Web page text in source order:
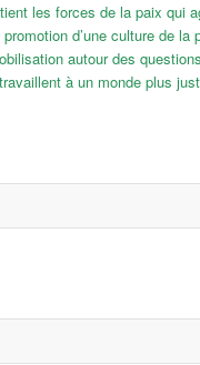
les forces de la paix qui
d’une culture de la
autour des
à un monde plus